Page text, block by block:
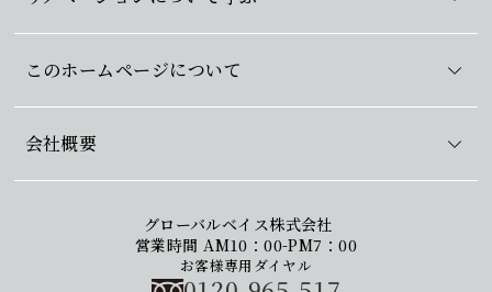
このホームページについて
会社概要
グローバルベイス株式会社
営業時間 AM10：00-PM7：00
お客様専用ダイヤル